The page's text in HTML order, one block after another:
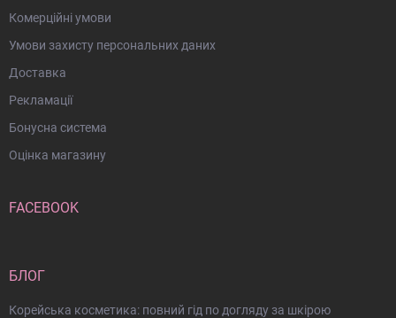
Комерційні умови
Умови захисту персональних даних
Доставка
Рекламації
Бонусна система
Оцінка магазину
FACEBOOK
БЛОГ
Корейська косметика: повний гід по догляду за шкірою